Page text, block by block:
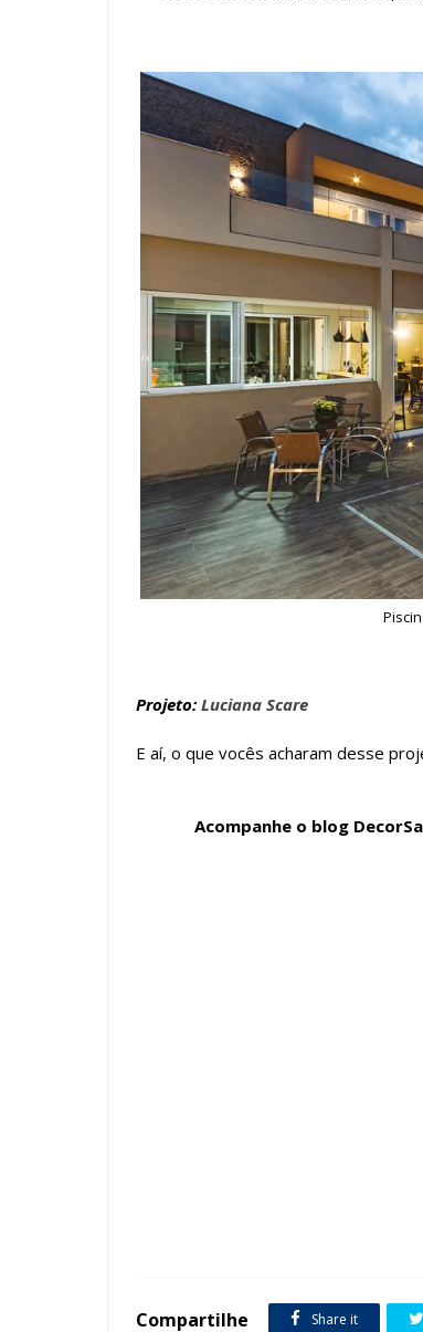
Projeto: Luciana Scare
E aí, o que vocês acharam desse
Acompanhe o blog
Compartilhe Share it